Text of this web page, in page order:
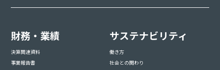
財務・業績
決算関連資料
事業報告書
サステナビリティ
働き方
社会との関わり